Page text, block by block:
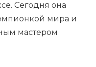
Сегодня она
мира и
мастером